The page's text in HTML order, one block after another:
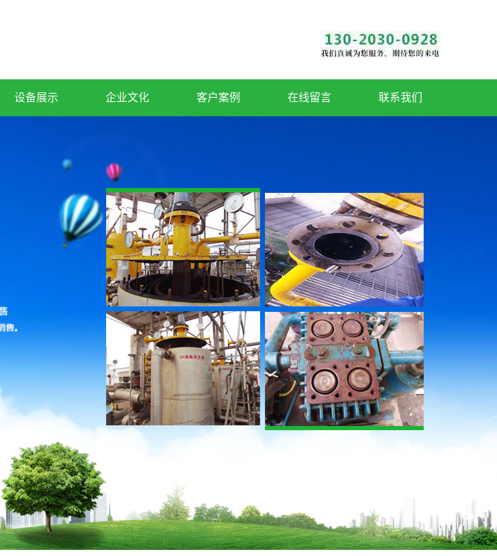
设备展示 企业文化 客户案例 在线留言 联系我们